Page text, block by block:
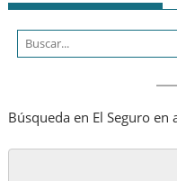
Búsqueda en El Seguro